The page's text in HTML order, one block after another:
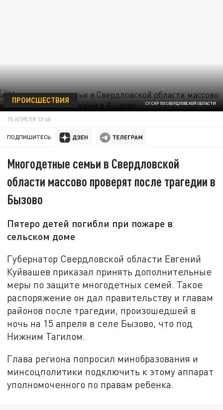
СУ СКР ПО СВЕРДЛОВСКОЙ ОБЛАСТИ
ПРОИСШЕСТВИЯ
15 АПРЕЛЯ 13:40
ПОДПИШИТЕСЬ:
Многодетные семьи в Свердловской
области массово проверят после трагедии в
Бызово
Пятеро детей погибли при пожаре в
сельском доме
Губернатор Свердловской области Евгений
Куйвашев приказал принять дополнительные
меры по защите многодетных семей. Такое
распоряжение он дал правительству и главам
районов после трагедии, произошедшей в
ночь на 15 апреля в селе Бызово, что под
Нижним Тагилом.
Глава региона попросил минобразования и
минсоцполитики подключить к этому аппарат
уполномоченного по правам ребенка.